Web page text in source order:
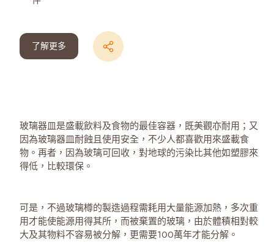
了解更多
玻璃器皿是盛載飲料及食物的最佳容器，既美觀亦耐用；又
因為玻璃器皿耐蝕且使用安全，不少人都喜歡用來盛載食
物。再者，因為玻璃可回收，對地球的污染比其他如塑膠來
得低，比較環保。
可是，不過玻璃樽的製造過程需耗用大量能源加熱，多次重
用才能使能源用得其所，而被棄置的玻璃，由於體積相對較
大及其物料不容易被分解，更需要100萬年才能分解。